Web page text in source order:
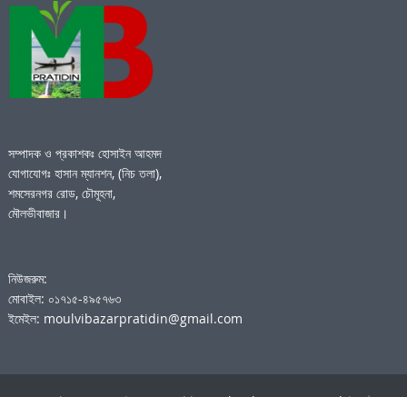
সম্পাদক ও প্রকাশকঃ হোসাইন আহমদ
যোগাযোগঃ হাসান ম্যানশন, (নিচ তলা),
শমসেরনগর রোড, চৌমূহনা,
মৌলভীবাজার।
নিউজরুম:
মোবাইল: ০১৭১৫-৪৯৫৭৬৩
ইমেইল: moulvibazarpratidin@gmail.com